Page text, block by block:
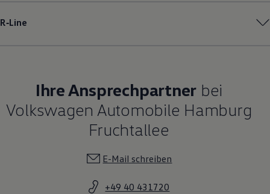
R‑Line
Ihre Ansprechpartner bei
Volkswagen Automobile Hamburg
Fruchtallee
E-Mail schreiben
+49 40 431720